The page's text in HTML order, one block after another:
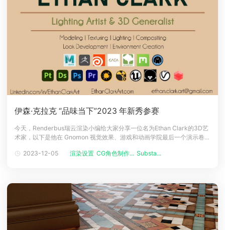
伊森·克拉克 “品味当下”2023 年新秀参赛
今天，Renderbus瑞云渲染小编给大家分享一位名为Ethan Clark的3D艺
术家，以下是他在 Gnomon 视觉效果、游戏和动画学院最后一个演示卷学
Ethan所有的作品都开始专注于寻找生命每一秒的美和情感意义，进而去
2023-12-05 渲染设置 CG角色制作... Substa...